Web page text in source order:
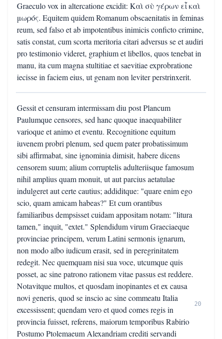
Graeculo vox in altercatione excidit: Καὶ σὺ γέρων εἶ καὶ
μωρός. Equitem quidem Romanum obscaenitatis in feminas
reum, sed falso et ab impotentibus inimicis conficto crimine,
satis constat, cum scorta meritoria citari adversus se et audiri
pro testimonio videret, graphium et libellos, quos tenebat in
manu, ita cum magna stultitiae et saevitiae exprobratione
iecisse in faciem eius, ut genam non leviter perstrinxerit.
Gessit et censuram intermissam diu post Plancum
Paulumque censores, sed hanc quoque inaequabiliter
varioque et animo et eventu. Recognitione equitum
iuvenem probri plenum, sed quem pater probatissimum
sibi affirmabat, sine ignominia dimisit, habere dicens
censorem suum; alium corruptelis adulteriisque famosum
nihil amplius quam monuit, ut aut parcius aetatulae
indulgeret aut certe cautius; addiditque: "quare enim ego
scio, quam amicam habeas?" Et cum orantibus
familiaribus dempsisset cuidam appositam notam: "litura
tamen," inquit, "extet." Splendidum virum Graeciaeque
provinciae principem, verum Latini sermonis ignarum,
non modo albo iudicum erasit, sed in peregrinitatem
redegit. Nec quemquam nisi sua voce, utcumque quis
posset, ac sine patrono rationem vitae passus est reddere.
Notavitque multos, et quosdam inopinantes et ex causa
novi generis, quod se inscio ac sine commeatu Italia
excessissent; quendam vero et quod comes regis in
provincia fuisset, referens, maiorum temporibus Rabirio
Postumo Ptolemaeum Alexandriam crediti servandi
20